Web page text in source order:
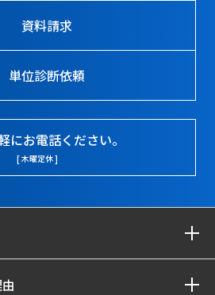
資料請求
単位診断依頼
にお電話ください。
[ 木曜定休 ]